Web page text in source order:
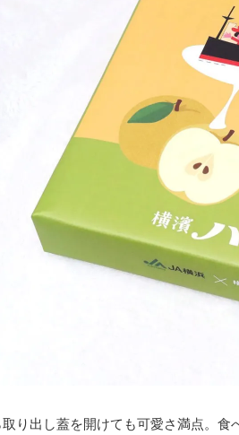
り出し蓋を開けても可愛さ満点。